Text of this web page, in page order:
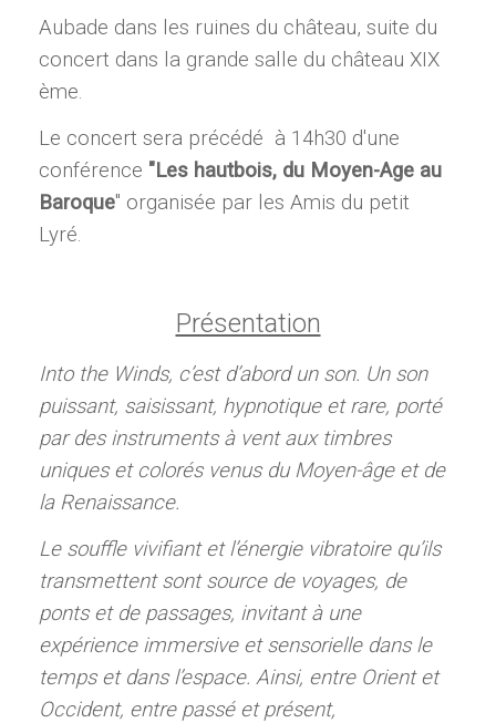
Aubade dans les ruines du château, suite du
concert dans la grande salle du château XIX
ème.
Le concert sera précédé à 14h30 d'une
conférence "Les hautbois, du Moyen-Age au
Baroque" organisée par les Amis du petit
Lyré.
Présentation
Into the Winds, c’est d’abord un son. Un son
puissant, saisissant, hypnotique et rare, porté
par des instruments à vent aux timbres
uniques et colorés venus du Moyen-âge et de
la Renaissance.
Le souffle vivifiant et l’énergie vibratoire qu’ils
transmettent sont source de voyages, de
ponts et de passages, invitant à une
expérience immersive et sensorielle dans le
temps et dans l’espace. Ainsi, entre Orient et
Occident, entre passé et présent,